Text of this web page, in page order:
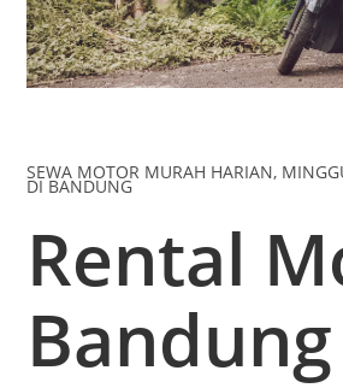
SEWA MOTOR MURAH HARIAN,
DI BANDUNG
Rental
Bandung